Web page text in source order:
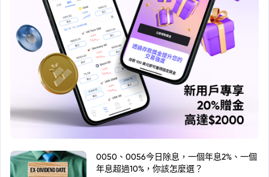
0050、0056今日除息，一個年息2%、一個
年息超過10%，你該怎麼選？